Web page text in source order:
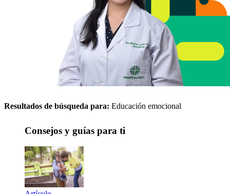
Resultados de búsqueda para: Educación emocional
Consejos y guías para ti